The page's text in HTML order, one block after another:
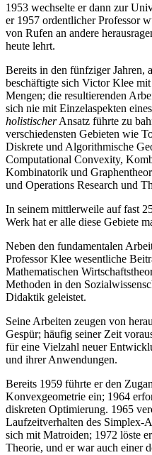
1953 wechselte er dann zur
er 1957 ordentlicher Professor
von Rufen an andere
heute lehrt.
Bereits in den fünfziger Jahren,
beschäftigte sich Victor Klee
Mengen; die resultierenden
sich nie mit Einzelaspekten
holistischerAnsatz führte zu
verschiedensten Gebieten wie
Diskrete und Algorithmische
Computational Convexity,
Kombinatorik und
und Operations Research und
In seinem mittlerweile auf fast
Werk hat er alle diese Gebiete
Neben den fundamentalen
Professor Klee wesentliche
Mathematischen
Methoden in den
Didaktik geleistet.
Seine Arbeiten zeugen von
Gespür; häufig seiner Zeit
für eine Vielzahl neuer
und ihrer Anwendungen.
Bereits 1959 führte er den
Konvexgeometrie ein; 1964
diskreten Optimierung. 1965
Laufzeitverhalten des Simplex-
sich mit Matroiden; 1972 löste
Theorie, und er war auch einer